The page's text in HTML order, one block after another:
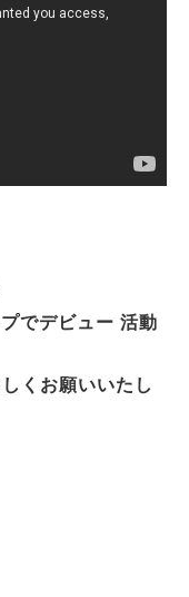
でデビュー 活動
くお願いいたし